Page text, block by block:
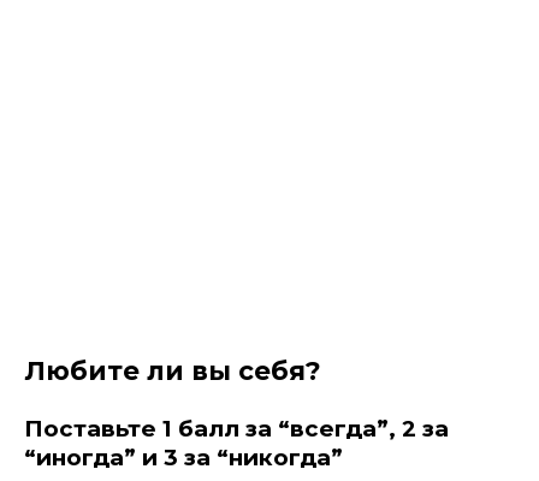
Любите ли вы себя?
Поставьте 1 балл за “всегда”, 2 за
“иногда” и 3 за “никогда”